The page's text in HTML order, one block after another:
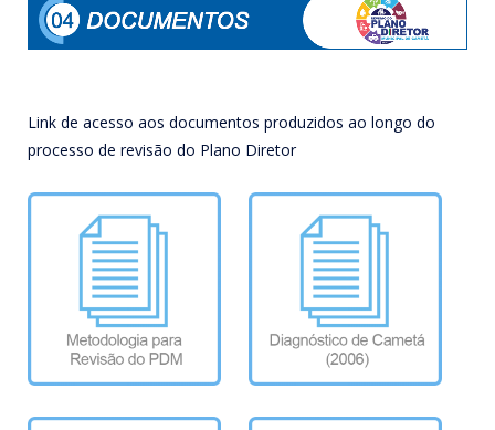
Link de acesso aos documentos produzidos ao longo do
processo de revisão do Plano Diretor